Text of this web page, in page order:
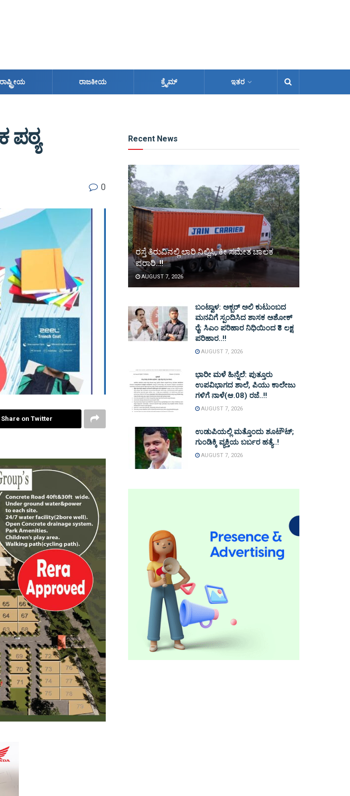
ರಾಜಕೀಯ ಕ್ರೈಮ್ ಇತರ
ಪಠ್ಯ
0
Share on Twitter
Recent News
ರಸ್ತೆ ತಿರುವಿನಲ್ಲಿ ಲಾರಿ ನಿಲ್ಲಿಸಿ, ಕೀ ಸಮೇತ ಚಾಲಕ
ಪರಾರಿ..!!
AUGUST 7, 2026
ಬಂಟ್ವಾಳ: ಅಕ್ಬರ್ ಅಲಿ ಕುಟುಂಬದ
ಮನವಿಗೆ ಸ್ಪಂದಿಸಿದ ಶಾಸಕ ಅಶೋಕ್
ರೈ: ಸಿಎಂ ಪರಿಹಾರ ನಿಧಿಯಿಂದ ₹3 ಲಕ್ಷ
ಪರಿಹಾರ..!!
AUGUST 7, 2026
ಭಾರೀ ಮಳೆ ಹಿನ್ನೆಲೆ: ಪುತ್ತೂರು
ಉಪವಿಭಾಗದ ಶಾಲೆ, ಪಿಯು ಕಾಲೇಜು
ಗಳಿಗೆ ನಾಳೆ(ಆ.08) ರಜೆ..!!
AUGUST 7, 2026
ಉಡುಪಿಯಲ್ಲಿ ಮತ್ತೊಂದು ಶೂಟೌಟ್‌;
ಗುಂಡಿಕ್ಕಿ ವ್ಯಕ್ತಿಯ ಬರ್ಬರ ಹತ್ಯೆ..!
AUGUST 7, 2026